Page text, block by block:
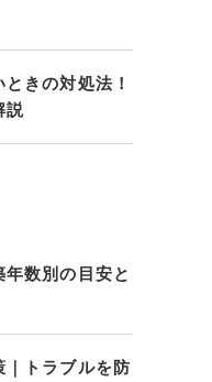
きの対処法！
説
数別の目安と
｜トラブルを防